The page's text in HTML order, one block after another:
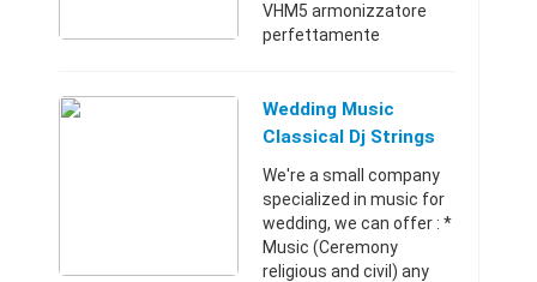
VHM5 armonizzatore
perfettamente
Canada. 128 preset 32
voci polifonia
programmabile co ...
Wedding Music
Classical Dj Strings
Jazz Band Live
We're a small company
specialized in music for
wedding, we can offer : *
Music (Ceremony
religious and civil) any